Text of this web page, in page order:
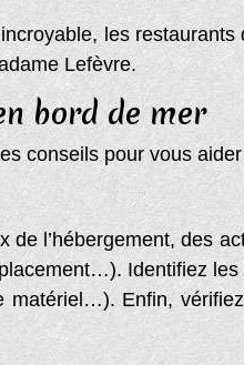
les
Lefèvre.
bord de mer
conseils pour vous
l’hébergement, des
Identifiez
Enfin,